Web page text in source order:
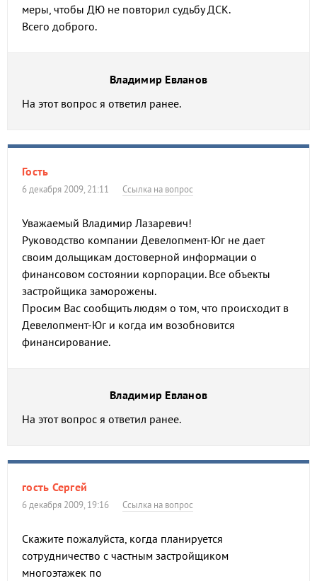
меры, чтобы ДЮ не повторил судьбу ДСК.
Всего доброго.
Владимир Евланов
На этот вопрос я ответил ранее.
Гость
6 декабря 2009, 21:11 Ссылка на вопрос
Уважаемый Владимир Лазаревич!
Руководство компании Девелопмент-Юг не дает
своим дольщикам достоверной информации о
финансовом состоянии корпорации. Все объекты
застройщика заморожены.
Просим Вас сообщить людям о том, что происходит в
Девелопмент-Юг и когда им возобновится
финансирование.
Владимир Евланов
На этот вопрос я ответил ранее.
гость Сергей
6 декабря 2009, 19:16 Ссылка на вопрос
Скажите пожалуйста, когда планируется
сотрудничество с частным застройщиком
многоэтажек по